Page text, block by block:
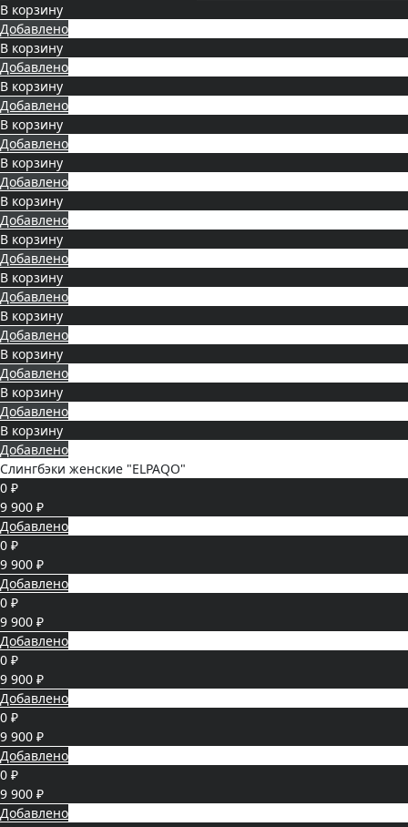
В корзину
Добавлено
В корзину
Добавлено
В корзину
Добавлено
В корзину
Добавлено
В корзину
Добавлено
В корзину
Добавлено
В корзину
Добавлено
В корзину
Добавлено
В корзину
Добавлено
В корзину
Добавлено
В корзину
Добавлено
В корзину
Добавлено
Слингбэки женские "ELPAQO"
0 ₽
9 900 ₽
Добавлено
0 ₽
9 900 ₽
Добавлено
0 ₽
9 900 ₽
Добавлено
0 ₽
9 900 ₽
Добавлено
0 ₽
9 900 ₽
Добавлено
0 ₽
9 900 ₽
Добавлено